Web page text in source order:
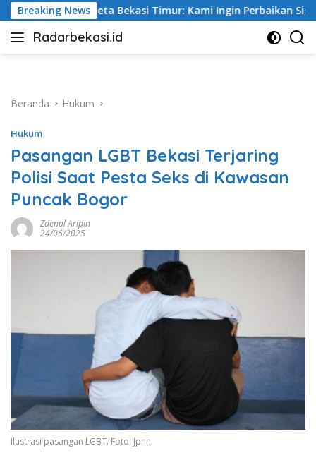
Langsung
ke
konten
Breaking News
Kami Ingin Perbaikan Sistem Keselamatan Lebih Dulu
Radarbekasi.id
Berita
Beranda
Hukum
Hukum
Pasangan LGBT Bekasi Terjaring
Polisi Saat Pesta Seks di Kawasan
Puncak Bogor
Zaenal Aripin
24/06/2025
Ilustrasi pasangan LGBT. Foto: Jpnn.